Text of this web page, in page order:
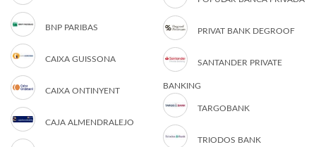
BNP PARIBAS
CAIXA GUISSONA
CAIXA ONTINYENT
CAJA ALMENDRALEJO
PRIVAT BANK DEGROOF
SANTANDER PRIVATE
BANKING
TARGOBANK
TRIODOS BANK